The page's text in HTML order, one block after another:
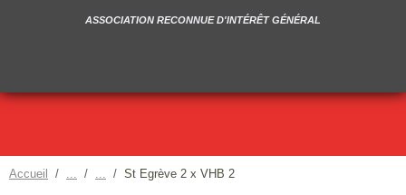
ASSOCIATION RECONNUE D'INTÉRÊT GÉNÉRAL
Accueil St Egrève 2 x VHB 2